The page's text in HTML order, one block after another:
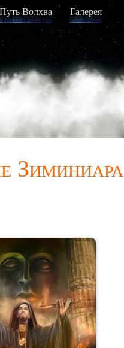
Путь Волхва Галерея
Зиминиара